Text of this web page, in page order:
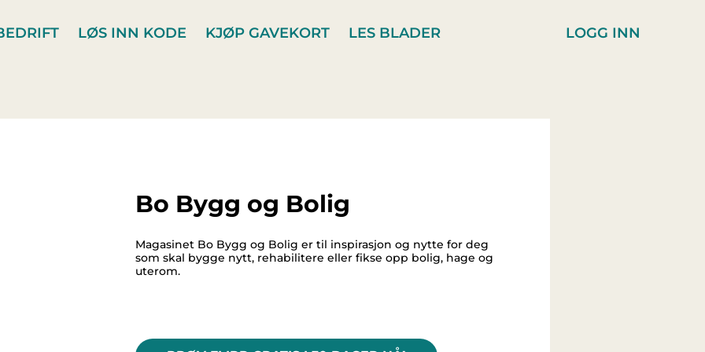
LØS INN KODE KJØP GAVEKORT LES BLADER LOGG INN
Bo Bygg og Bolig
Magasinet Bo Bygg og Bolig er til inspirasjon og nytte for deg
som skal bygge nytt, rehabilitere eller fikse opp bolig, hage og
uterom.